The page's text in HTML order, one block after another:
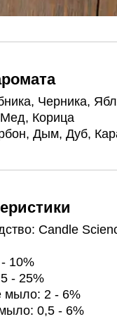
Черника,
Корица
Дым, Дуб,
Candle
10%
- 25%
мыло: 2 - 6%
0,5 - 6%